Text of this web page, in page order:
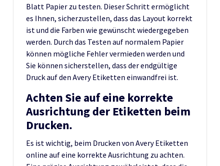
Blatt Papier zu testen. Dieser Schritt ermöglicht
es Ihnen, sicherzustellen, dass das Layout korrekt
ist und die Farben wie gewünscht wiedergegeben
werden. Durch das Testen auf normalem Papier
können mögliche Fehler vermieden werden und
Sie können sicherstellen, dass der endgültige
Druck auf den Avery Etiketten einwandfrei ist.
Achten Sie auf eine korrekte
Ausrichtung der Etiketten beim
Drucken.
Es ist wichtig, beim Drucken von Avery Etiketten
online auf eine korrekte Ausrichtung zu achten.